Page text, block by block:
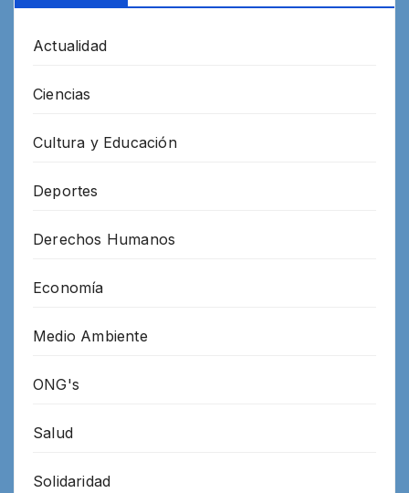
Actualidad
Ciencias
Cultura y Educación
Deportes
Derechos Humanos
Economía
Medio Ambiente
ONG's
Salud
Solidaridad